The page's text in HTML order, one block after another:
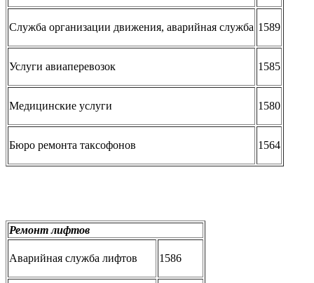
Служба организации движения, аварийная служба 1589
Услуги авиаперевозок 1585
Медицинские услуги 1580
Бюро ремонта таксофонов 1564
Ремонт лифтов
Аварийная служба лифтов 1586